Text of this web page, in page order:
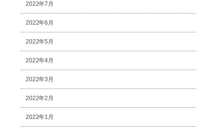
2022年7月
2022年6月
2022年5月
2022年4月
2022年3月
2022年2月
2022年1月